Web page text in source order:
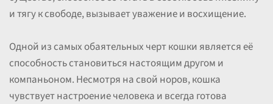
и тягу к свободе, вызывает уважение и восхищение.
Одной из самых обаятельных черт кошки является её
способность становиться настоящим другом и
компаньоном. Несмотря на свой норов, кошка
чувствует настроение человека и всегда готова